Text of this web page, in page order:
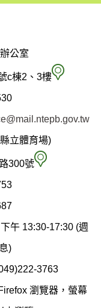
公室
c棟2、3樓 南
縣
保
局
立體育場)
300號 空
染
制
科
午 13:30-17:30 (週
)
3763
瀏覽器，螢幕